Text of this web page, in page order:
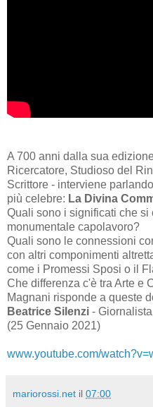
A 700 anni dalla sua
Ricercatore, Studioso del
Scrittore - interviene
più celebre: La Divina
Quali sono i significati che
monumentale capolavoro?
Quali sono le connessioni
con altri componimenti
come i Promessi Sposi o il
Che differenza c'è tra Arte e
Magnani risponde a queste
Beatrice Silenzi - Giornalista
(25 Gennaio 2021)
www.youtube.com/
mariorossi.net il 07:00